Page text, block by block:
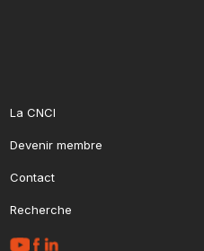
La CNCI
Devenir membre
Contact
Recherche